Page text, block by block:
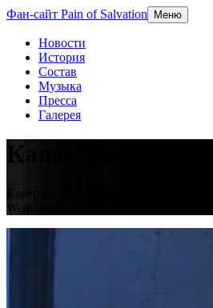
Фан-сайт Pain of Salvation Меню
Новости
История
Состав
Музыка
Пресса
Галерея
Кавер на Undertow
Weinroth-Browne.